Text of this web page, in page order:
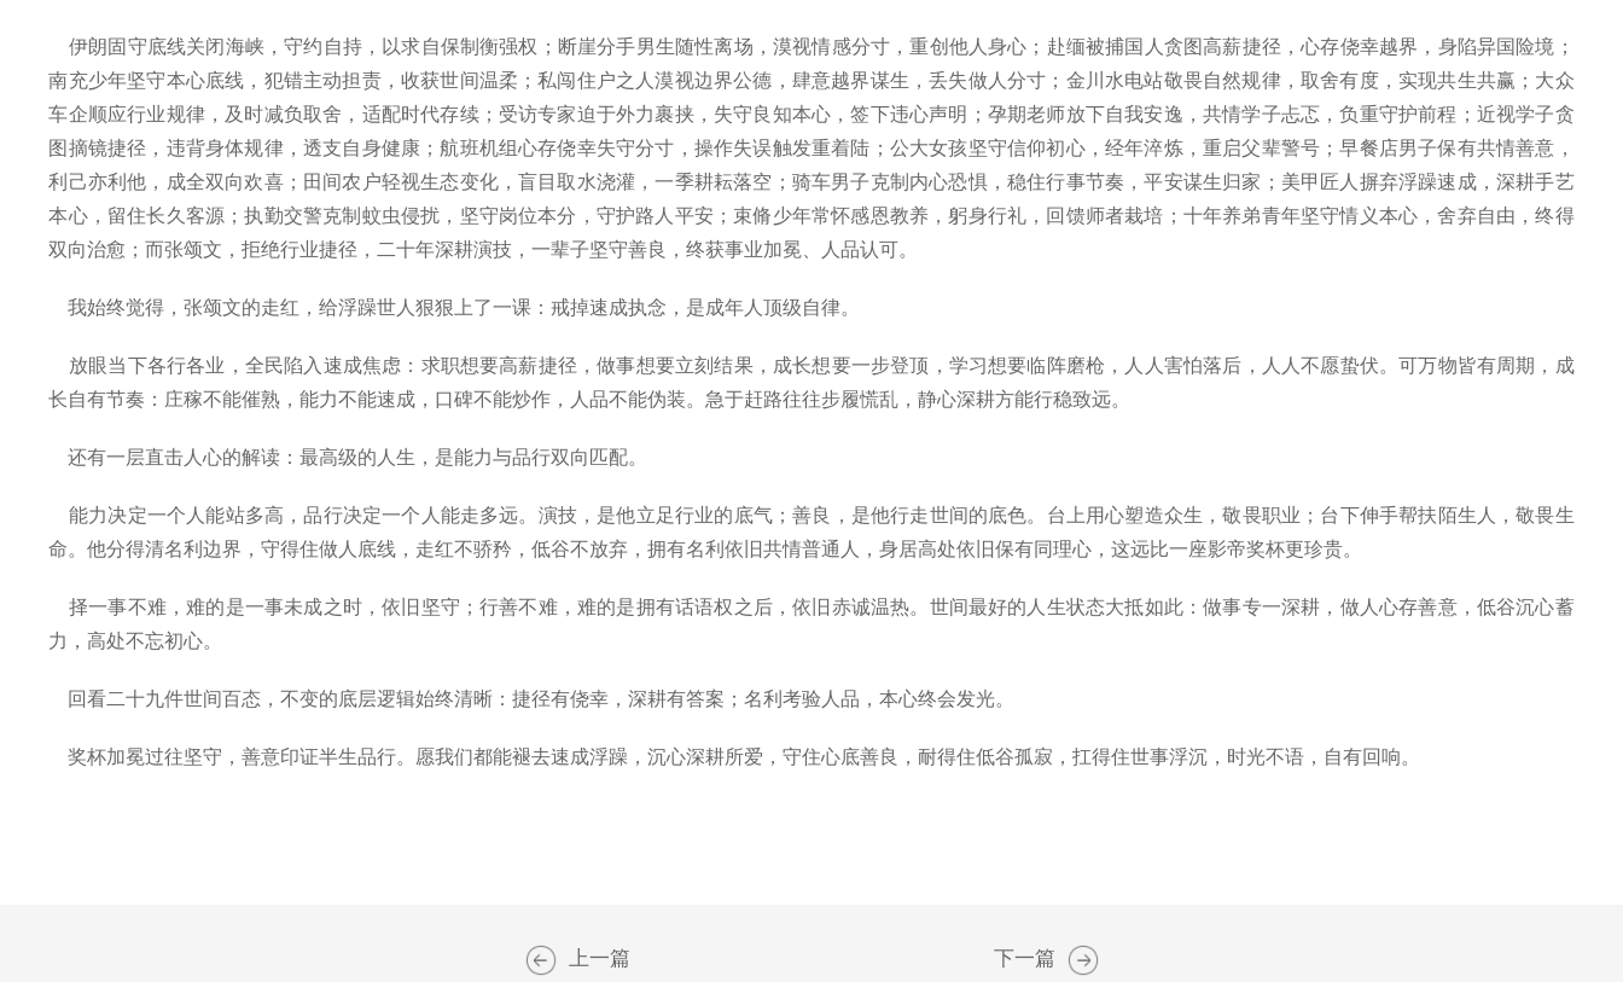
伊朗固守底线关闭海峡，守约自持，以求自保制衡强权；断崖分手男生随性离场，漠视情感分寸，重创他人身心；赴缅被捕国人贪图高薪捷径，心存侥幸越界，身陷异国险境；
南充少年坚守本心底线，犯错主动担责，收获世间温柔；私闯住户之人漠视边界公德，肆意越界谋生，丢失做人分寸；金川水电站敬畏自然规律，取舍有度，实现共生共赢；大众
车企顺应行业规律，及时减负取舍，适配时代存续；受访专家迫于外力裹挟，失守良知本心，签下违心声明；孕期老师放下自我安逸，共情学子忐忑，负重守护前程；近视学子贪
图摘镜捷径，违背身体规律，透支自身健康；航班机组心存侥幸失守分寸，操作失误触发重着陆；公大女孩坚守信仰初心，经年淬炼，重启父辈警号；早餐店男子保有共情善意，
利己亦利他，成全双向欢喜；田间农户轻视生态变化，盲目取水浇灌，一季耕耘落空；骑车男子克制内心恐惧，稳住行事节奏，平安谋生归家；美甲匠人摒弃浮躁速成，深耕手艺
本心，留住长久客源；执勤交警克制蚊虫侵扰，坚守岗位本分，守护路人平安；束脩少年常怀感恩教养，躬身行礼，回馈师者栽培；十年养弟青年坚守情义本心，舍弃自由，终得
双向治愈；而张颂文，拒绝行业捷径，二十年深耕演技，一辈子坚守善良，终获事业加冕、人品认可。
我始终觉得，张颂文的走红，给浮躁世人狠狠上了一课：戒掉速成执念，是成年人顶级自律。
放眼当下各行各业，全民陷入速成焦虑：求职想要高薪捷径，做事想要立刻结果，成长想要一步登顶，学习想要临阵磨枪，人人害怕落后，人人不愿蛰伏。可万物皆有周期，成
长自有节奏：庄稼不能催熟，能力不能速成，口碑不能炒作，人品不能伪装。急于赶路往往步履慌乱，静心深耕方能行稳致远。
还有一层直击人心的解读：最高级的人生，是能力与品行双向匹配。
能力决定一个人能站多高，品行决定一个人能走多远。演技，是他立足行业的底气；善良，是他行走世间的底色。台上用心塑造众生，敬畏职业；台下伸手帮扶陌生人，敬畏生
命。他分得清名利边界，守得住做人底线，走红不骄矜，低谷不放弃，拥有名利依旧共情普通人，身居高处依旧保有同理心，这远比一座影帝奖杯更珍贵。
择一事不难，难的是一事未成之时，依旧坚守；行善不难，难的是拥有话语权之后，依旧赤诚温热。世间最好的人生状态大抵如此：做事专一深耕，做人心存善意，低谷沉心蓄
力，高处不忘初心。
回看二十九件世间百态，不变的底层逻辑始终清晰：捷径有侥幸，深耕有答案；名利考验人品，本心终会发光。
奖杯加冕过往坚守，善意印证半生品行。愿我们都能褪去速成浮躁，沉心深耕所爱，守住心底善良，耐得住低谷孤寂，扛得住世事浮沉，时光不语，自有回响。
上一篇 下一篇